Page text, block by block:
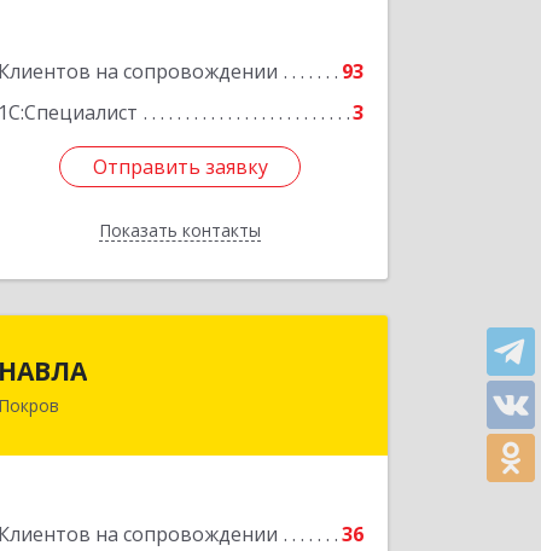
Клиентов на сопровождении
93
1С:Специалист
3
Отправить заявку
Показать контакты
Отправить заявку
Назад
НАВЛА
Покров
Клиентов на сопровождении
36
Подробнее